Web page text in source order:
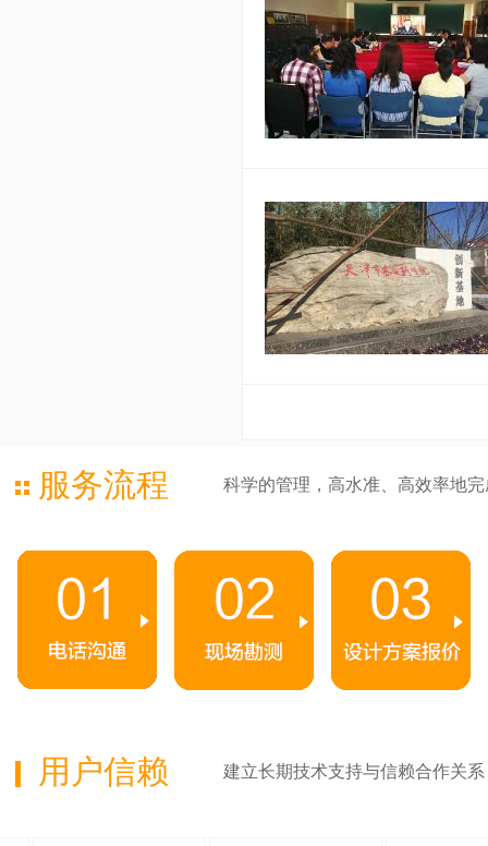
服务流程 科学的管理，高水准、高效率地
用户信赖 建立长期技术支持与信赖合作关系